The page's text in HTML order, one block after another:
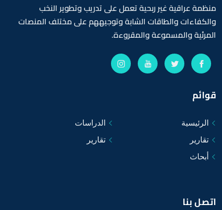
منظمة عراقية غير ربحية تعمل على تدريب وتطوير النخب
والكفاءات والطاقات الشابة وتوجيههم على مختلف المنصات
المرئية والمسموعة والمقروءة.
قوائم
الرئيسية
الدراسات
تقارير
تقارير
أبحاث
اتصل بنا